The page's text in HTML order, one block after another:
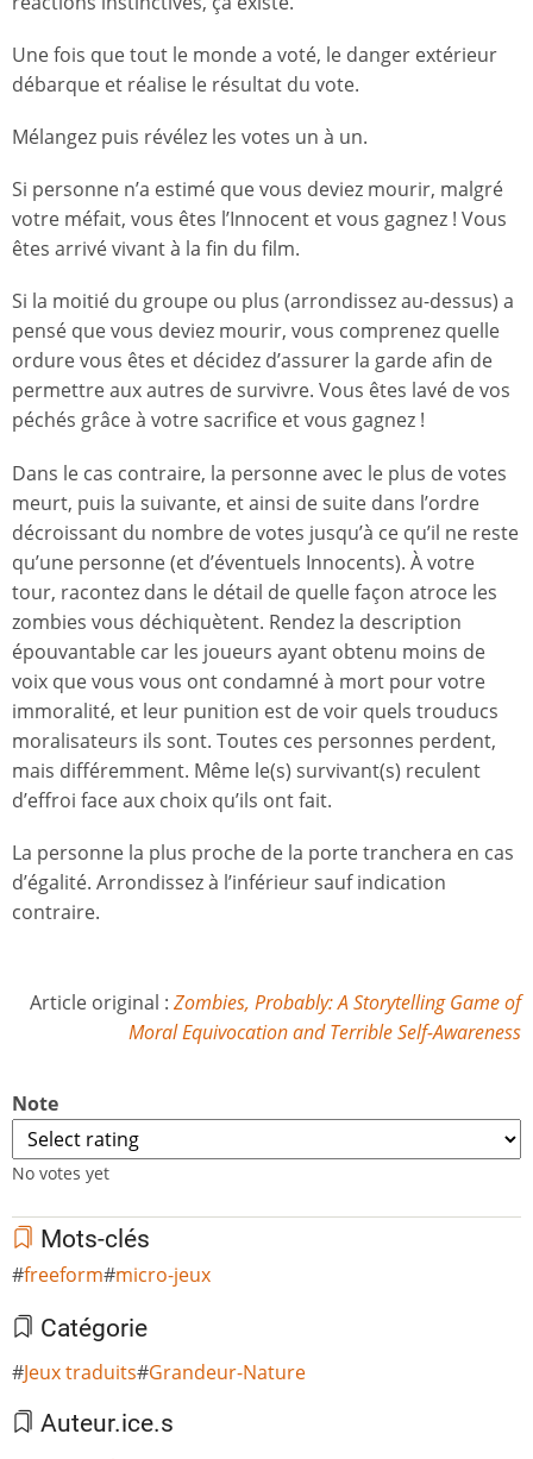
Une fois que tout le monde a voté, le danger extérieur
débarque et réalise le résultat du vote.
Mélangez puis révélez les votes un à un.
Si personne n’a estimé que vous deviez mourir, malgré
votre méfait, vous êtes l’Innocent et vous gagnez ! Vous
êtes arrivé vivant à la fin du film.
Si la moitié du groupe ou plus (arrondissez au-dessus) a
pensé que vous deviez mourir, vous comprenez quelle
ordure vous êtes et décidez d’assurer la garde afin de
permettre aux autres de survivre. Vous êtes lavé de vos
péchés grâce à votre sacrifice et vous gagnez !
Dans le cas contraire, la personne avec le plus de votes
meurt, puis la suivante, et ainsi de suite dans l’ordre
décroissant du nombre de votes jusqu’à ce qu’il ne reste
qu’une personne (et d’éventuels Innocents). À votre
tour, racontez dans le détail de quelle façon atroce les
zombies vous déchiquètent. Rendez la description
épouvantable car les joueurs ayant obtenu moins de
voix que vous vous ont condamné à mort pour votre
immoralité, et leur punition est de voir quels trouducs
moralisateurs ils sont. Toutes ces personnes perdent,
mais différemment. Même le(s) survivant(s) reculent
d’effroi face aux choix qu’ils ont fait.
La personne la plus proche de la porte tranchera en cas
d’égalité. Arrondissez à l’inférieur sauf indication
contraire.
Article original : Zombies, Probably: A Storytelling Game of
Moral Equivocation and Terrible Self-Awareness
Note
No votes yet
Mots-clés
freeform micro-jeux
Catégorie
Jeux traduits Grandeur-Nature
Auteur.ice.s